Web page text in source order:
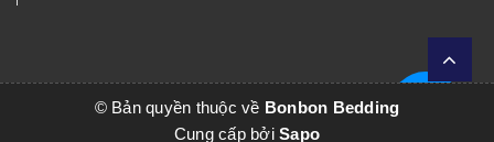
© Bản quyền thuộc về Bonbon Bedding
Cung cấp bởiSapo